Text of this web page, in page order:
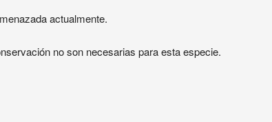
actualmente.
no son necesarias para esta especie.